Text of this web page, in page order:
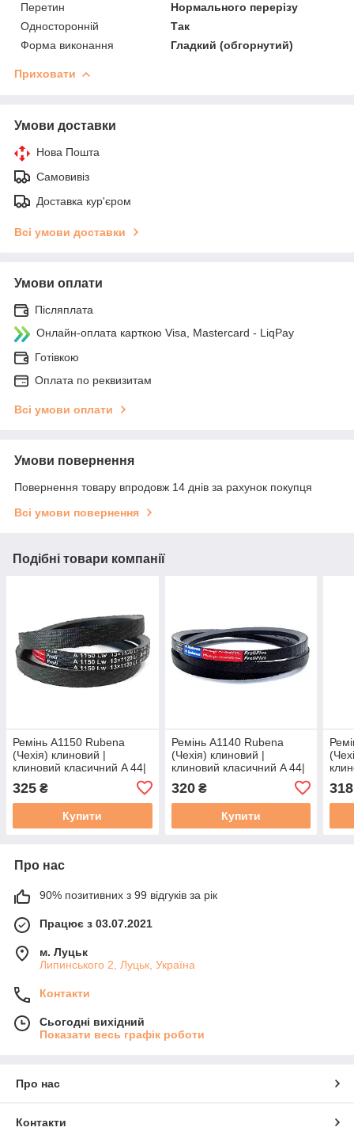
Перетин
Нормального перерізу
Односторонній
Так
Форма виконання
Гладкий (обгорнутий)
Приховати
Умови доставки
Нова Пошта
Самовивіз
Доставка кур'єром
Всі умови доставки
Умови оплати
Післяплата
Онлайн-оплата карткою Visa, Mastercard - LiqPay
Готівкою
Оплата по реквизитам
Всі умови оплати
Умови повернення
Повернення товару впродовж 14 днів за рахунок покупця
Всі умови повернення
Подібні товари компанії
Ремінь A1150 Rubena
(Чехія) клиновий |
клиновий класичний A 44|
325 ₴
Купити
Ремінь A1140 Rubena
(Чехія) клиновий |
клиновий класичний A 44|
320₴
Купити
318
Про нас
90% позитивних з 99 відгуків за рік
Працює з 03.07.2021
м. Луцьк
Липинського 2, Луцьк, Україна
Контакти
Сьогодні вихідний
Показати весь графік роботи
Про нас
Контакти